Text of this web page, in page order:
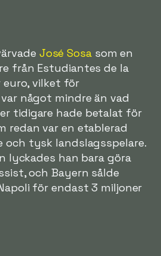
José Sosasom en
från Estudiantes de la
euro, vilket för
något mindre än vad
tidigare hade betalat för
redan var en etablerad
och tysk landslagsspelare.
lyckades han bara göra
och Bayern sålde
för endast 3 miljoner